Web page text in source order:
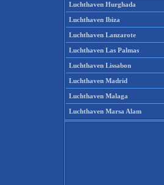
Luchthaven Hurghada
Luchthaven Ibiza
Luchthaven Lanzarote
Luchthaven Las Palmas
Luchthaven Lissabon
Luchthaven Madrid
Luchthaven Malaga
Luchthaven Marsa Alam